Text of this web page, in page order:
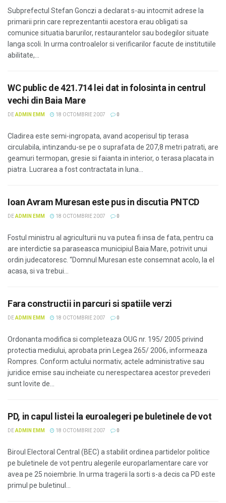
Subprefectul Stefan Gonczi a declarat s-au intocmit adrese la
primarii prin care reprezentantii acestora erau obligati sa
comunice situatia barurilor, restaurantelor sau bodegilor situate
langa scoli. In urma controalelor si verificarilor facute de institutiile
abilitate,...
WC public de 421.714 lei dat in folosinta in centrul
vechi din Baia Mare
DEADMIN EMM 18 OCTOMBRIE 2007 0
Cladirea este semi-ingropata, avand acoperisul tip terasa
circulabila, intinzandu-se pe o suprafata de 207,8 metri patrati, are
geamuri termopan, gresie si faianta in interior, o terasa placata in
piatra. Lucrarea a fost contractata in luna...
Ioan Avram Muresan este pus in discutia PNTCD
DEADMIN EMM 18 OCTOMBRIE 2007 0
Fostul ministru al agriculturii nu va putea fi insa de fata, pentru ca
are interdictie sa paraseasca municipiul Baia Mare, potrivit unui
ordin judecatoresc. “Domnul Muresan este consemnat acolo, la el
acasa, si va trebui...
Fara constructii in parcuri si spatiile verzi
DEADMIN EMM 18 OCTOMBRIE 2007 0
Ordonanta modifica si completeaza OUG nr. 195/ 2005 privind
protectia mediului, aprobata prin Legea 265/ 2006, informeaza
Rompres. Conform actului normativ, actele administrative sau
juridice emise sau incheiate cu nerespectarea acestor prevederi
sunt lovite de...
PD, in capul listei la euroalegeri pe buletinele de vot
DEADMIN EMM 18 OCTOMBRIE 2007 0
Biroul Electoral Central (BEC) a stabilit ordinea partidelor politice
pe buletinele de vot pentru alegerile europarlamentare care vor
avea pe 25 noiembrie. In urma tragerii la sorti s-a decis ca PD este
primul pe buletinul...